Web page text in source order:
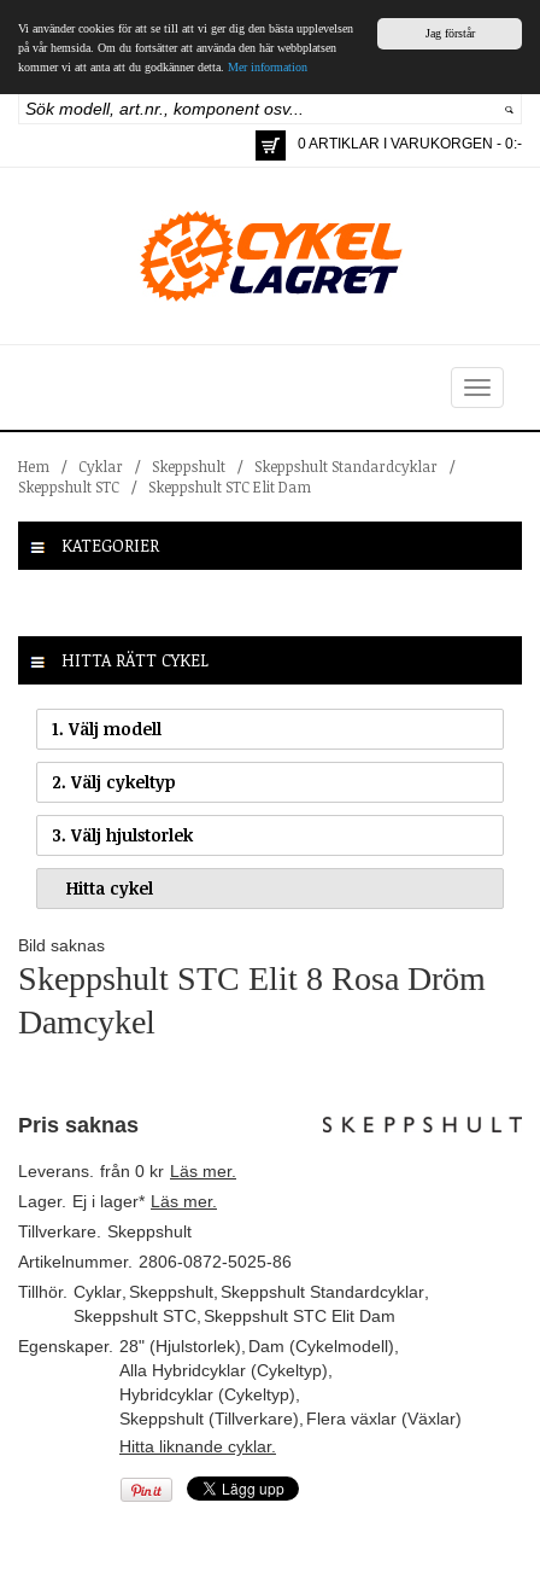
Jag förstår
Vi använder cookies för att se till att vi ger dig den bästa upplevelsen
på vår hemsida. Om du fortsätter att använda den här webbplatsen
kommer vi att anta att du godkänner detta. Mer information
0 ARTIKLAR I VARUKORGEN - 0:-
Toggle
navigation
Hem / Cyklar / Skeppshult / Skeppshult Standardcyklar
/
Skeppshult STC
/ Skeppshult STC Elit Dam
KATEGORIER
HITTA RÄTT CYKEL
1. Välj modell
2. Välj cykeltyp
3. Välj hjulstorlek
Bild saknas
Skeppshult STC Elit 8 Rosa Dröm
Damcykel
Pris saknas
Leverans. från 0 kr Läs mer.
Lager. Ej i lager* Läs mer.
Tillverkare. Skeppshult
Artikelnummer. 2806-0872-5025-86
Tillhör. Cyklar Skeppshult Skeppshult Standardcyklar
Skeppshult STC Skeppshult STC Elit Dam
Egenskaper. 28" (Hjulstorlek) Dam (Cykelmodell)
Alla Hybridcyklar (Cykeltyp)
Hybridcyklar (Cykeltyp)
Skeppshult (Tillverkare) Flera växlar (Växlar)
Hitta liknande cyklar.